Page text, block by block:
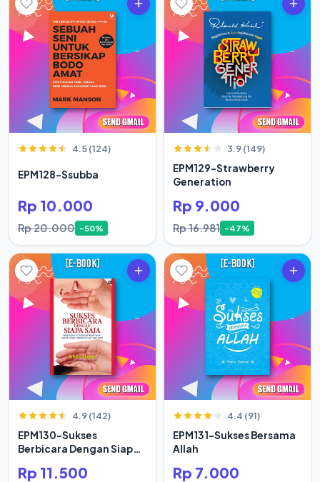
4.5 (124)
EPM128-Ssubba
Rp 10.000
Rp 20.000 -50%
3.9 (149)
EPM129-Strawberry
Generation
Rp 9.000
Rp 16.981 -47%
4.9 (142)
EPM130-Sukses
Berbicara Dengan Siapa
Rp 11.500
4.4 (91)
EPM131-Sukses Bersama
Allah
Rp 7.000